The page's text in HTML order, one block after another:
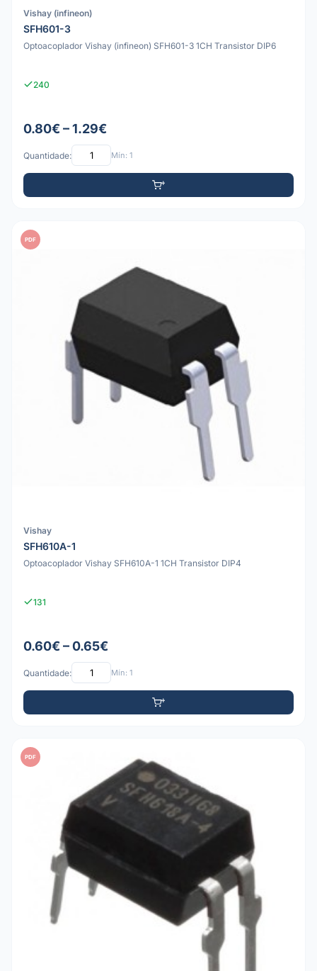
Vishay (infineon)
SFH601-3
Optoacoplador Vishay (infineon) SFH601-3 1CH Transistor DIP6
240
0.80€ – 1.29€
Quantidade: Mín: 1
PDF
Vishay
SFH610A-1
Optoacoplador Vishay SFH610A-1 1CH Transistor DIP4
131
0.60€ – 0.65€
Quantidade: Mín: 1
PDF